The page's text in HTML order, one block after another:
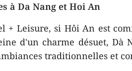
à Da Nang et Hoi An
+ Leisure, si Hôi An est
d'un charme désuet, Dà
traditionnelles et